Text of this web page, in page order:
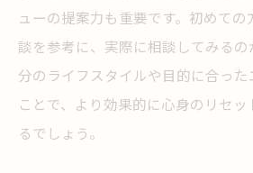
ューの提案力も重要です。初めて
談を参考に、実際に相談してみるの
分のライフスタイルや目的に合っ
ことで、より効果的に心身のリセ
るでしょう。